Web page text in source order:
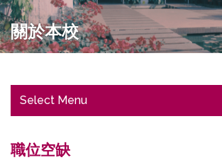
關於本校
Select Menu
職位空缺